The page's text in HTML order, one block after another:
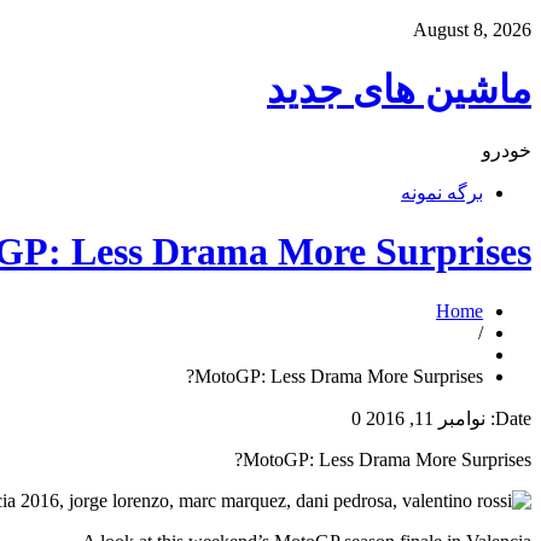
August 8, 2026
ماشین های جدید
خودرو
برگه نمونه
Less Drama More Surprises?
Home
/
MotoGP: Less Drama More Surprises?
Date: نوامبر 11, 2016
0
MotoGP: Less Drama More Surprises?